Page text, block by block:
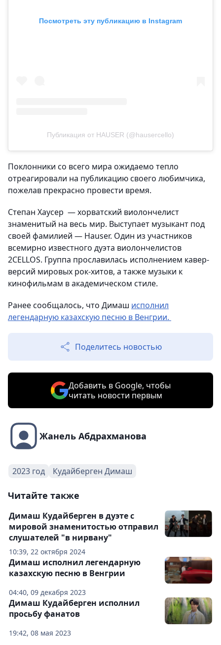
Посмотреть эту публикацию в Instagram
Публикация от HAUSER (@hausercello)
Поклонники со всего мира ожидаемо тепло
отреагировали на публикацию своего любимчика,
пожелав прекрасно провести время.
Степан Хаусер — хорватский виолончелист
знаменитый на весь мир. Выступает музыкант под
своей фамилией — Hauser. Один из участников
всемирно известного дуэта виолончелистов
2CELLOS. Группа прославилась исполнением кавер-
версий мировых рок-хитов, а также музыки к
кинофильмам в академическом стиле.
Ранее сообщалось, что Димаш исполнил
легендарную казахскую песню в Венгрии.
Поделитесь новостью
Добавить в Google, чтобы
читать новости первым
Жанель Абдрахманова
2023 год Кудайберген Димаш
Читайте также
10:39, 22 октября 2024
Димаш Кудайберген в дуэте с
мировой знаменитостью отправил
слушателей "в нирвану"
04:40, 09 декабря 2023
Димаш исполнил легендарную
казахскую песню в Венгрии
19:42, 08 мая 2023
Димаш Кудайберген исполнил
просьбу фанатов